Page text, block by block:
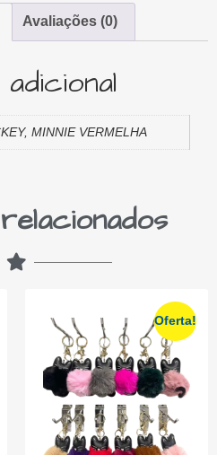
Avaliações (0)
MINNIE VERMELHA
Oferta!